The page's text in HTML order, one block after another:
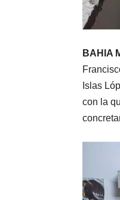
BAHIA
Islas
con la